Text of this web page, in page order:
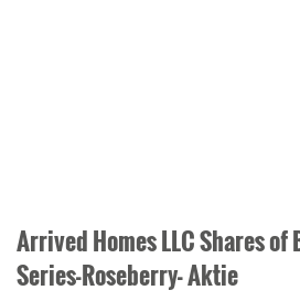
Arrived Homes LLC Shares
Series-Roseberry- Aktie